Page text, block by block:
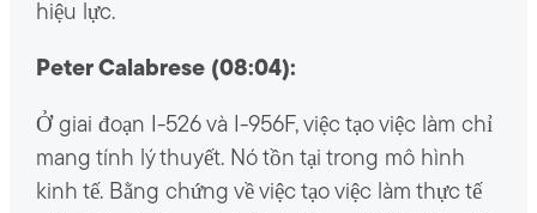
hiệu lực.
Peter Calabrese (08:04):
Ở giai đoạn I-526 và I-956F, việc tạo việc làm chỉ
mang tính lý thuyết. Nó tồn tại trong mô hình
kinh tế. Bằng chứng về việc tạo việc làm thực tế